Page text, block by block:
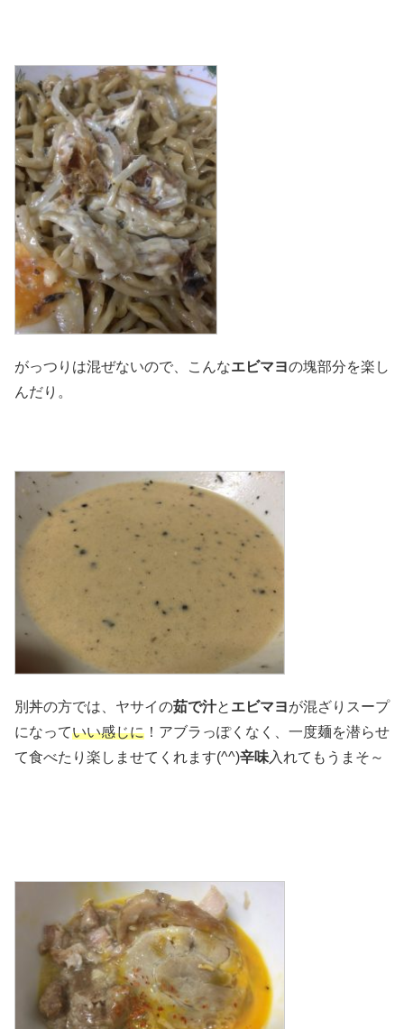
がっつりは混ぜないので、こんなエビマヨの塊部分を楽し
んだり。
別丼の方では、ヤサイの茹で汁と エビマヨが混ざりスープ
になっていい感じに ！アブラっぽくなく、一度麺を潜らせ
て食べたり楽しませてくれます(^^)辛味入れてもうまそ～